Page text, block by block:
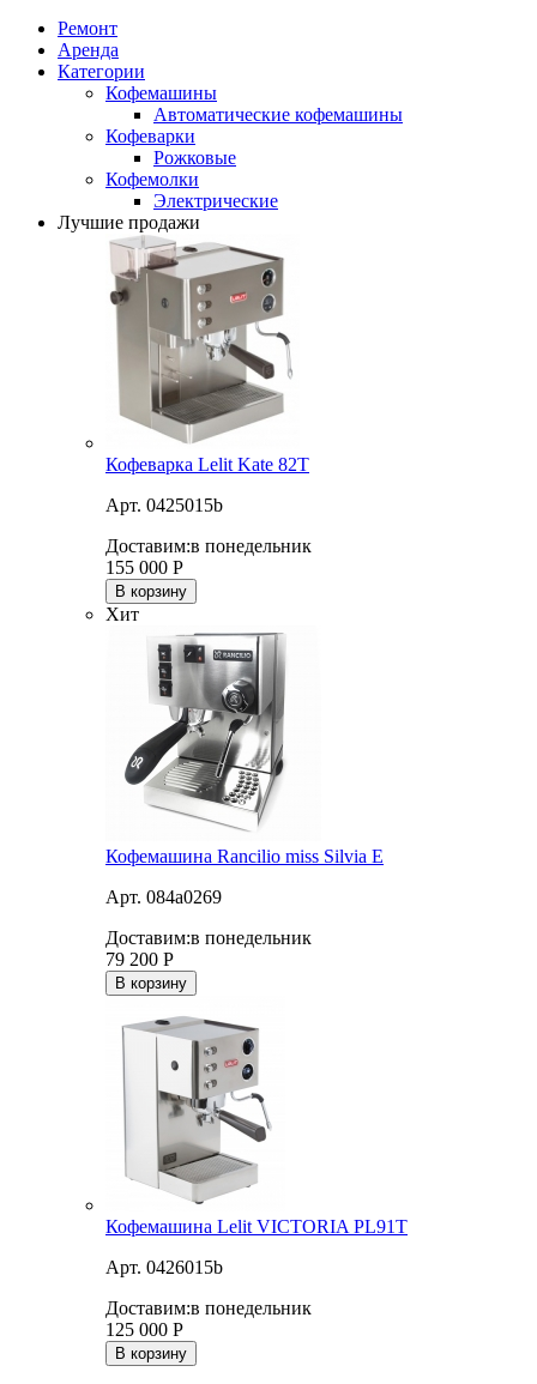
Ремонт
Аренда
Категории
Кофемашины
Автоматические кофемашины
Кофеварки
Рожковые
Кофемолки
Электрические
Лучшие продажи
Кофеварка Lelit Kate 82T
Арт. 0425015b
Доставим:в понедельник
155 000 Р
В корзину
Хит
Кофемашина Rancilio miss Silvia E
Арт. 084a0269
Доставим:в понедельник
79 200 Р
В корзину
Кофемашина Lelit VICTORIA PL91T
Арт. 0426015b
Доставим:в понедельник
125 000 Р
В корзину